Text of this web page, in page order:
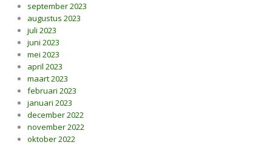
september 2023
augustus 2023
juli 2023
juni 2023
mei 2023
april 2023
maart 2023
februari 2023
januari 2023
december 2022
november 2022
oktober 2022